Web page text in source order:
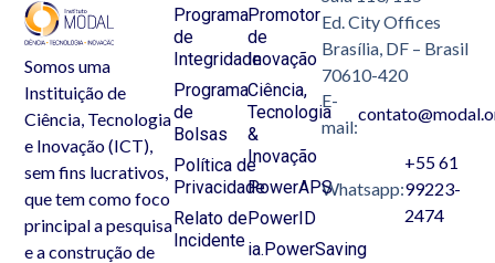
Somos uma
Instituição de
Ciência, Tecnologia
e Inovação (ICT),
sem fins lucrativos,
que tem como foco
principal a pesquisa
e a construção de
Promotor
de
Inovação
Ciência,
Tecnologia
&
Inovação
PowerAPS
PowerID
ia.PowerSaving
Programa
de
Integridade
Programa
de
Bolsas
Política de
Privacidade
Relato de
Incidente
Ed. City Offices
Brasília, DF – Brasil
70610-420
E-
mail:
Whatsapp:
+55 61
99223-
2474